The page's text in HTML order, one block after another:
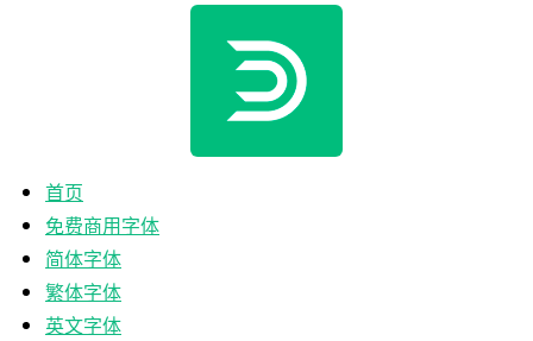
首页
免费商用字体
简体字体
繁体字体
英文字体